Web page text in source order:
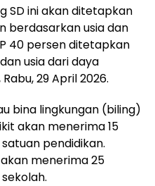
SD ini akan ditetapkan
berdasarkan usia dan
40 persen ditetapkan
usia dari daya
29 April 2026.
bina lingkungan (biling)
akan menerima 15
pendidikan.
menerima 25